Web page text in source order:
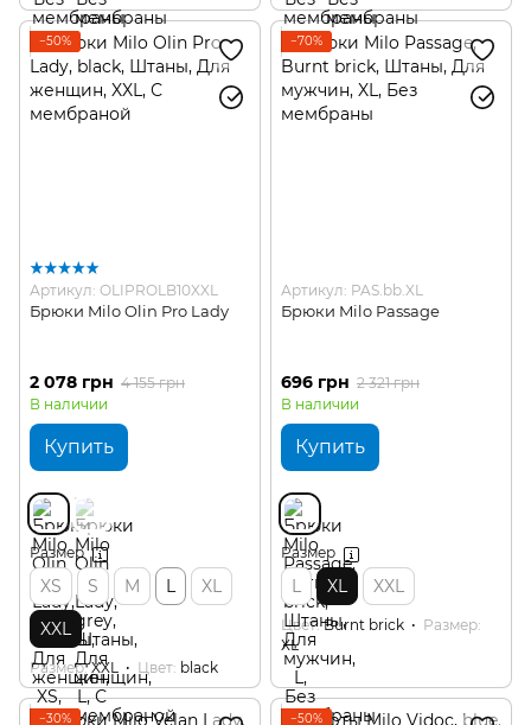
−50%
Артикул: OLIPROLB10XXL
Брюки Milo Olin Pro Lady
2 078 грн 4 155 грн
В наличии
Купить
Размер
XS S M L
XL
XXL
Размер XXL Цвет black
−70%
Артикул: PAS.bb.XL
Брюки Milo Passage
696 грн 2 321 грн
В наличии
Купить
Размер
L XL XXL
Цвет Burnt brick
Размер
XL
−30% −50%